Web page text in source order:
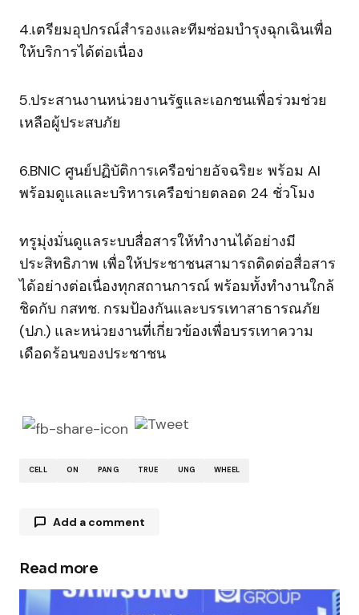
4.เตรียมอุปกรณ์สำรองและทีมซ่อมบำรุงฉุกเฉินเพื่อ
ให้บริการได้ต่อเนื่อง
5.ประสานงานหน่วยงานรัฐและเอกชนเพื่อร่วมช่วย
เหลือผู้ประสบภัย
6.BNIC ศูนย์ปฏิบัติการเครือข่ายอัจฉริยะ พร้อม AI
พร้อมดูแลและบริหารเครือข่ายตลอด 24 ชั่วโมง
ทรูมุ่งมั่นดูแลระบบสื่อสารให้ทำงานได้อย่างมี
ประสิทธิภาพ เพื่อให้ประชาชนสามารถติดต่อสื่อสาร
ได้อย่างต่อเนื่องทุกสถานการณ์ พร้อมทั้งทำงานใกล้
ชิดกับ กสทช. กรมป้องกันและบรรเทาสาธารณภัย
(ปภ.) และหน่วยงานที่เกี่ยวข้องเพื่อบรรเทาความ
เดือดร้อนของประชาชน
CELL ON PANG TRUE UNG WHEEL
Add a comment
Your email address will not be published.
Required fields are marked
Read more